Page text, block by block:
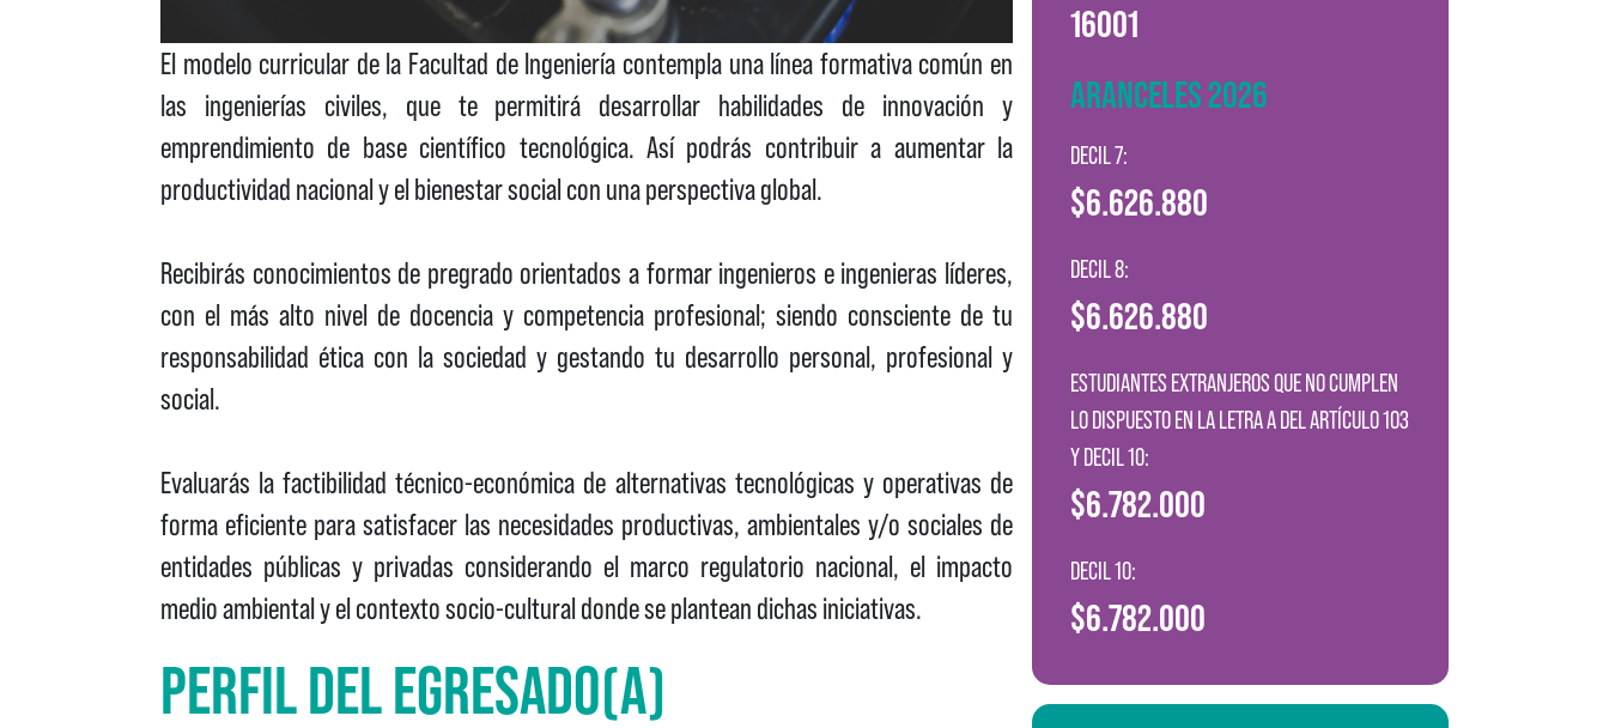
El modelo curricular de la Facultad de Ingeniería contempla una línea formativa común en
las ingenierías civiles, que te permitirá desarrollar habilidades de innovación y
emprendimiento de base científico tecnológica. Así podrás contribuir a aumentar la
productividad nacional y el bienestar social con una perspectiva global.
Recibirás conocimientos de pregrado orientados a formar ingenieros e ingenieras líderes,
con el más alto nivel de docencia y competencia profesional; siendo consciente de tu
responsabilidad ética con la sociedad y gestando tu desarrollo personal, profesional y
social.
Evaluarás la factibilidad técnico-económica de alternativas tecnológicas y operativas de
forma eficiente para satisfacer las necesidades productivas, ambientales y/o sociales de
entidades públicas y privadas considerando el marco regulatorio nacional, el impacto
medio ambiental y el contexto socio-cultural donde se plantean dichas iniciativas.
PERFIL DEL EGRESADO(A)
16001
ARANCELES 2026
DECIL 7:
$6.626.880
DECIL 8:
$6.626.880
ESTUDIANTES EXTRANJEROS QUE NO CUMPLEN
LO DISPUESTO EN LA LETRA A DEL ARTÍCULO 103
Y DECIL 10:
$6.782.000
DECIL 10:
$6.782.000